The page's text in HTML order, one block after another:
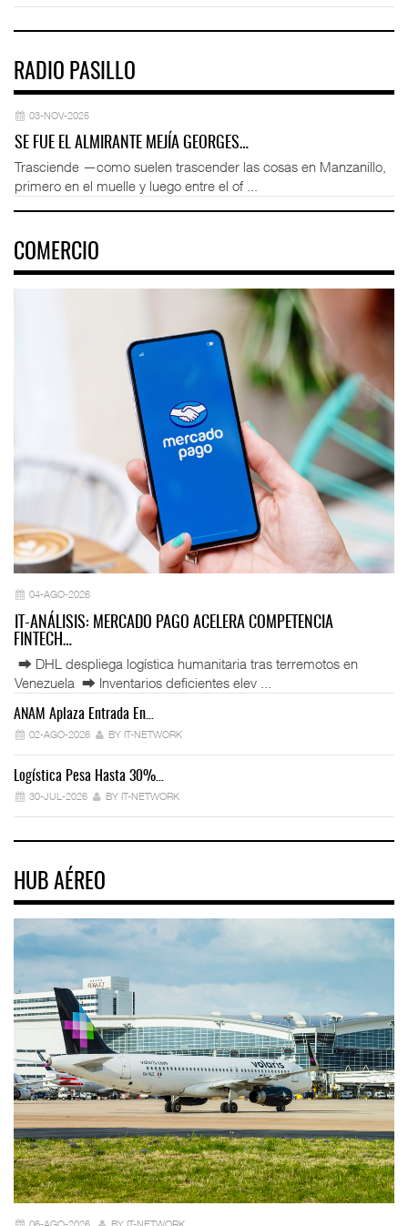
RADIO PASILLO
03-NOV-2025
SE FUE EL ALMIRANTE MEJÍA GEORGES…
Trasciende —como suelen trascender las cosas en Manzanillo,
primero en el muelle y luego entre el of ...
COMERCIO
04-AGO-2026
IT-ANÁLISIS: MERCADO PAGO ACELERA COMPETENCIA
FINTECH…
⮕ DHL despliega logística humanitaria tras terremotos en
Venezuela ⮕ Inventarios deficientes elev ...
ANAM Aplaza Entrada En…
02-AGO-2026 BY IT-NETWORK
Logística Pesa Hasta 30%…
30-JUL-2026 BY IT-NETWORK
HUB AÉREO